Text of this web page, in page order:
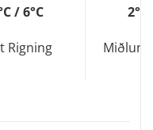
/ 6°C
Rigning
2°C